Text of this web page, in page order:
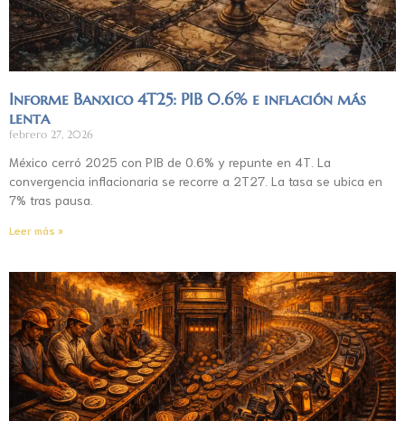
Informe Banxico 4T25: PIB 0.6% e inflación más
lenta
febrero 27, 2026
México cerró 2025 con PIB de 0.6% y repunte en 4T. La
convergencia inflacionaria se recorre a 2T27. La tasa se ubica en
7% tras pausa.
Leer más »